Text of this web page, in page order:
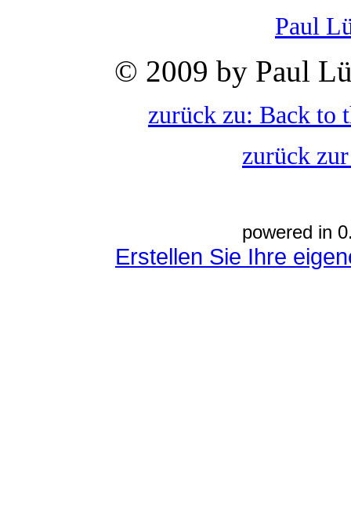
Paul
© 2009 by Paul
zurück zu: Back to
zurück
powered in
Erstellen Sie Ihre